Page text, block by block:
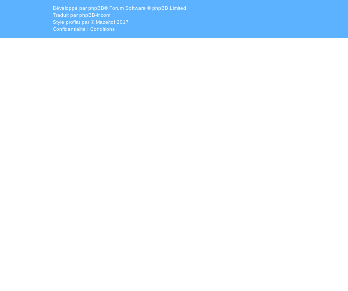
Développé par phpBB® Forum Software © phpBB Limited
Traduit par phpBB-fr.com
Style proflat par ©Mazeltof 2017
Confidentialité | Conditions